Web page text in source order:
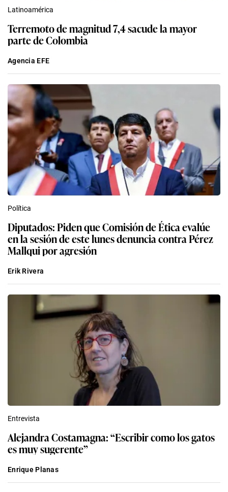
Latinoamérica
Terremoto de magnitud 7,4 sacude la mayor
parte de Colombia
Agencia EFE
Política
Diputados: Piden que Comisión de Ética evalúe
en la sesión de este lunes denuncia contra Pérez
Mallqui por agresión
Erik Rivera
Entrevista
Alejandra Costamagna: “Escribir como los gatos
es muy sugerente”
Enrique Planas